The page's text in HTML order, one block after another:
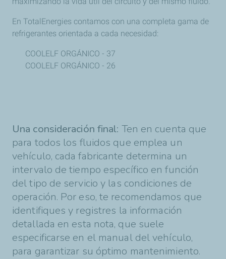
FLUIDMATIC CTV MV
FLUIDMATIC D3
En TotalEnergies contamos con una completa gama de
refrigerantes orientada a cada necesidad:
COOLELF ORGÁNICO - 37
COOLELF ORGÁNICO - 26
Una consideración final: Ten en cuenta que
para todos los fluidos que emplea un
vehículo, cada fabricante determina un
intervalo de tiempo específico en función
del tipo de servicio y las condiciones de
operación. Por eso, te recomendamos que
identifiques y registres la información
detallada en esta nota, que suele
especificarse en el manual del vehículo,
para garantizar su óptimo mantenimiento.